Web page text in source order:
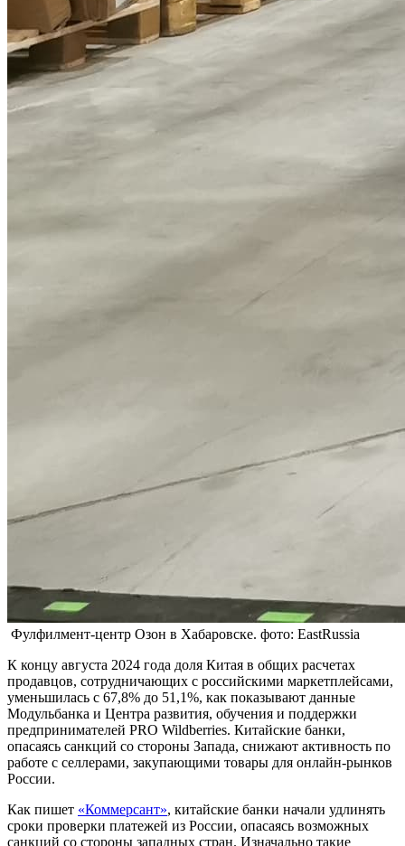
Фулфилмент-центр Озон в Хабаровске. фото: EastRussia
К концу августа 2024 года доля Китая в общих расчетах
продавцов, сотрудничающих с российскими маркетплейсами,
уменьшилась с 67,8% до 51,1%, как показывают данные
Модульбанка и Центра развития, обучения и поддержки
предпринимателей PRO Wildberries. Китайские банки,
опасаясь санкций со стороны Запада, снижают активность по
работе с селлерами, закупающими товары для онлайн-рынков
России.
Как пишет «Коммерсант», китайские банки начали удлинять
сроки проверки платежей из России, опасаясь возможных
санкций со стороны западных стран. Изначально такие